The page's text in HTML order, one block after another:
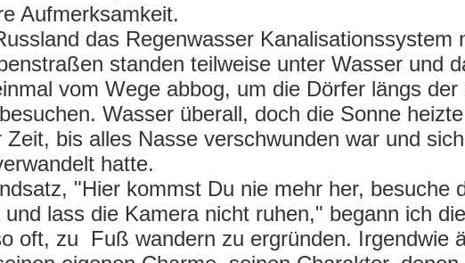
Aufmerksamkeit.
das Regenwasser Kanalisationssystem
standen teilweise unter Wasser und
vom Wege abbog, um die Dörfer längs
Wasser überall, doch die Sonne
bis alles Nasse verschwunden war und
hatte.
"Hier kommst Du nie mehr her, besuche
lass die Kamera nicht ruhen," begann ich
oft, zu Fuß wandern zu ergründen. Irgendwie